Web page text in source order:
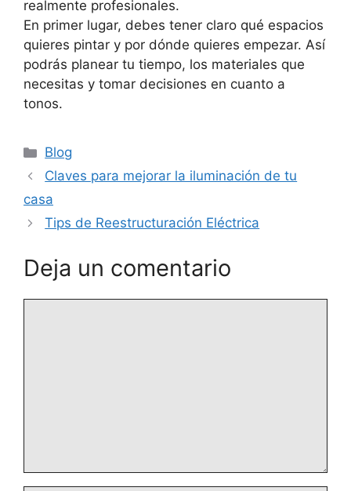
realmente profesionales.
En primer lugar, debes tener claro qué espacios
quieres pintar y por dónde quieres empezar. Así
podrás planear tu tiempo, los materiales que
necesitas y tomar decisiones en cuanto a
tonos.
Categorías
Blog
Claves para mejorar la iluminación de tu
casa
Tips de Reestructuración Eléctrica
Deja un comentario